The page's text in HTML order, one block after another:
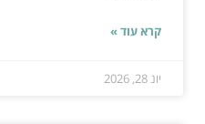
קרא עוד »
יונ 28, 2026